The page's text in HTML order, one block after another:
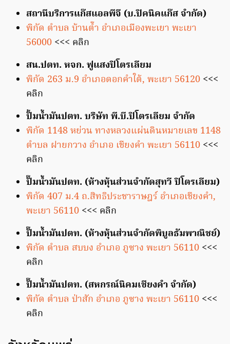
สถานีบริการแก๊สแอลพีจี (บ.ปิคนิคแก๊ส จำกัด)
พิกัด ตำบล บ้านต๊ำ อำเภอเมืองพะเยา พะเยา
56000 <<< คลิก
สน.ปตท. หจก. ฟูแสงปิโตรเลียม
พิกัด 263 ม.9 อำเภอดอกคำใต้, พะเยา 56120 <<<
คลิก
ปั้มน้ำมันปตท. บริษัท พี.บี.ปิโตรเลียม จำกัด
พิกัด 1148 หย่วน ทางหลวงแผ่นดินหมายเลข 1148
ตำบล ฝายกวาง อำเภอ เชียงคำ พะเยา 56110 <<<
คลิก
ปั๊มน้ำมันปตท. (ห้างหุ้นส่วนจำกัดสุทวี ปิโตรเลียม)
พิกัด 407 ม.4 ถ.สิทธิประชาราษฎร์ อำเภอเชียงคำ,
พะเยา 56110 <<< คลิก
ปั๊มน้ำมันปตท. (ห้างหุ้นส่วนจำกัดพิบูลธัมพาณิชย์)
พิกัด ตำบล สบบง อำเภอ ภูซาง พะเยา 56110 <<<
คลิก
ปั๊มน้ำมันปตท. (สหกรณ์นิคมเชียงคำ จำกัด)
พิกัด ตำบล ป่าสัก อำเภอ ภูซาง พะเยา 56110 <<<
คลิก